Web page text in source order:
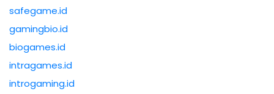
safegame.id
gamingbio.id
biogames.id
intragames.id
introgaming.id